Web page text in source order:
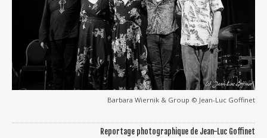
Barbara Wiernik & Group © Jean-Luc Goffinet
Reportage photographique de Jean-Luc Goffinet